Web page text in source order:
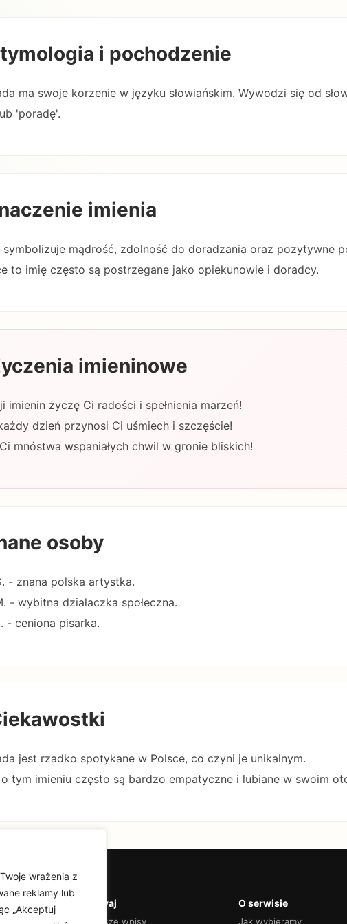
wrażenia z
reklamy lub
„Akceptuj
i pochodzenie
ma swoje korzenie w języku słowiańskim. Wywodzi się od
'poradę'.
imienia
symbolizuje mądrość, zdolność do doradzania oraz pozytywne
to imię często są postrzegane jako opiekunowie i doradcy.
imieninowe
imienin życzę Ci radości i spełnienia marzeń!
dzień przynosi Ci uśmiech i szczęście!
mnóstwa wspaniałych chwil w gronie bliskich!
osoby
- znana polska artystka.
- wybitna działaczka społeczna.
- ceniona pisarka.
jest rzadko spotykane w Polsce, co czyni je unikalnym.
tym imieniu często są bardzo empatyczne i lubiane w swoim
Odkrywaj
Najnowsze wpisy
O serwisie
Jak wybieramy